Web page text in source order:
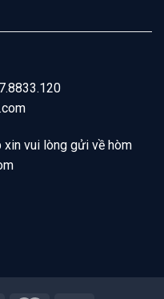
xin vui lòng gửi về hòm